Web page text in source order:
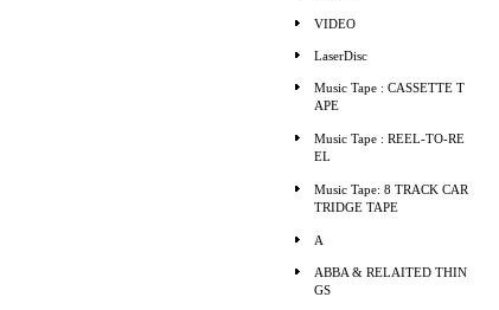
VIDEO
LaserDisc
Music Tape : CASSETTE T
APE
Music Tape : REEL-TO-RE
EL
Music Tape: 8 TRACK CAR
TRIDGE TAPE
A
ABBA & RELAITED THIN
GS